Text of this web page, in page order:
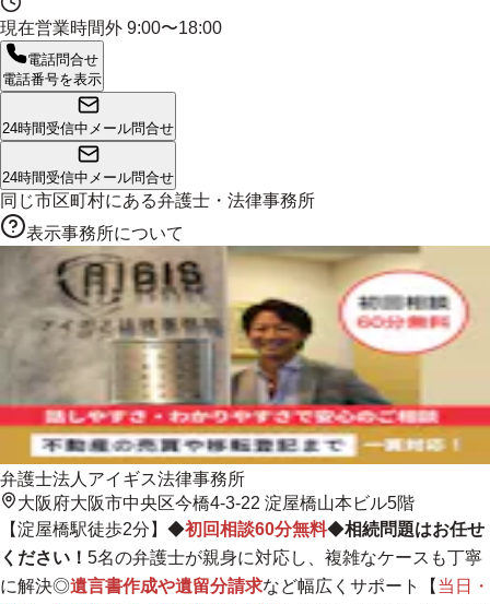
現在営業時間外 9:00〜18:00
電話問合せ
電話番号を表示
24時間受信中 メール問合せ
24時間受信中 メール問合せ
同じ市区町村にある弁護士・法律事務所
表示事務所について
弁護士法人アイギス法律事務所
大阪府大阪市中央区今橋4-3-22 淀屋橋山本ビル5階
【淀屋橋駅徒歩2分】◆初回相談60分無料◆相続問題はお任せ
ください！ 5名の弁護士が親身に対応し、複雑なケースも丁寧
に解決◎遺言書作成や遺留分請求など幅広くサポート【 当日・